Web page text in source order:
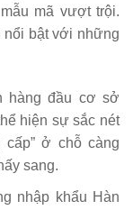
mã vượt trội.
nổi bật với những
hàng đầu cơ sở
hiện sự sắc nét
cấp” ở chỗ càng
sang.
nhập khẩu Hàn